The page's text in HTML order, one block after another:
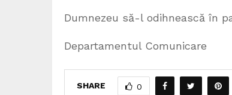
Dumnezeu să-l odihnească în
Departamentul Comunicare
SHARE 0